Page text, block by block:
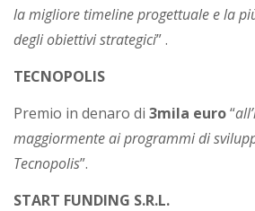
la migliore timeline progettuale e la
degli obiettivi strategici” .
TECNOPOLIS
Premio in denaro di 3mila euro“
maggiormente ai programmi di
Tecnopolis”.
START FUNDING S.R.L.